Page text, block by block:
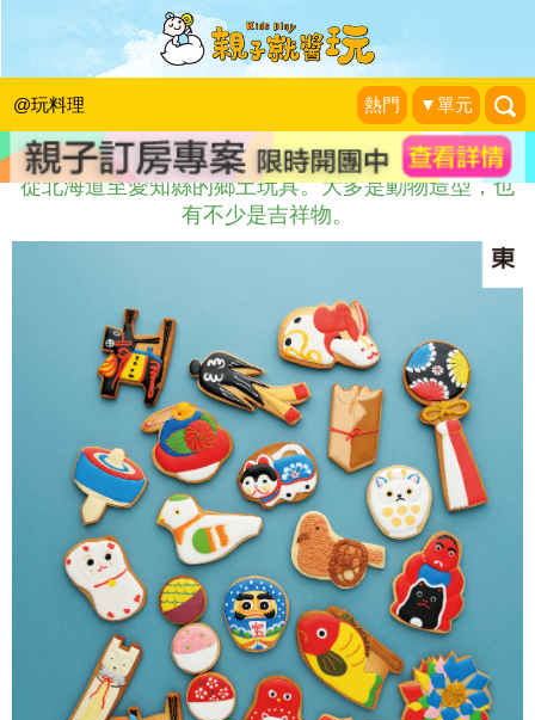
@玩料理 熱門 ▼單元
什麼是鄉土玩具？
麥田出版|
從北海道至愛知縣的鄉土玩具。大多是動物造型，也
有不少是吉祥物。